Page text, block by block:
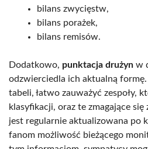
bilans zwycięstw,
bilans porażek,
bilans remisów.
Dodatkowo, punktacja drużyn w
odzwierciedla ich aktualną
tabeli, łatwo zauważyć zespoły,
klasyfikacji, oraz te zmagające się
jest regularnie aktualizowana po
fanom możliwość bieżącego